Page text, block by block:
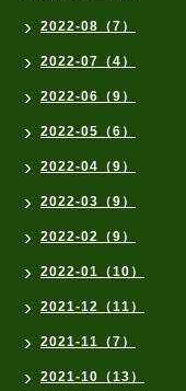
2022-08（7）
2022-07（4）
2022-06（9）
2022-05（6）
2022-04（9）
2022-03（9）
2022-02（9）
2022-01（10）
2021-12（11）
2021-11（7）
2021-10（13）